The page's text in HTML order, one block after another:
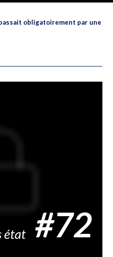
obligatoirement par une
état #72